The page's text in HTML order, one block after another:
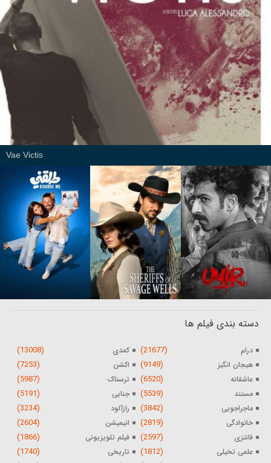
Vae Victis
دسته بندی فیلم ها
درام (21677) کمدی (13008)
هیجان انگیز (9149) اکشن (7253)
عاشقانه (6520) ترسناک (5987)
مستند (5539) جنایی (5191)
ماجراجویی (3842) رازآلود (3234)
خانوادگی (2819) انیمیشن (2604)
فانتزی (2597) فیلم تلویزیونی (1866)
علمی تخیلی (1812) تاریخی (1740)